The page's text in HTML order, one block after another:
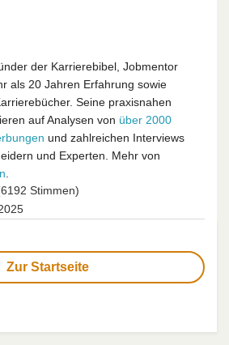
der Karrierebibel, Jobmentor
als 20 Jahren Erfahrung sowie
Seine praxisnahen
auf Analysen von über 2000
und zahlreichen Interviews
und Experten. Mehr von
.
Stimmen)
Zur Startseite